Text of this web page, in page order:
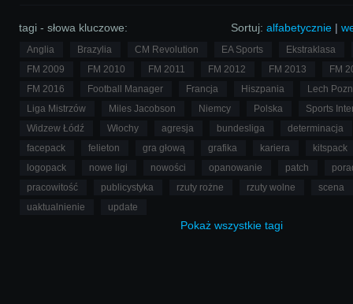
słowa.
Sortuj: alfabetycznie |
tagi - słowa kluczowe:
Anglia Brazylia CM Revolution EA Sports
Ekstraklasa
FM 2009
FM 2010 FM 2011 FM 2012 FM 2013
FM
FM 2016
Football Manager Francja Hiszpania
Lech
Liga Mistrzów
Miles Jacobson Niemcy Polska
Sports
Widzew Łódź
Włochy agresja bundesliga
determinacja
facepack
felieton gra głową grafika kariera
kitspack
logopack
nowe ligi nowości opanowanie patch
pracowitość
publicystyka rzuty rożne rzuty wolne
scena
uaktualnienie
update
Pokaż wszystkie tagi